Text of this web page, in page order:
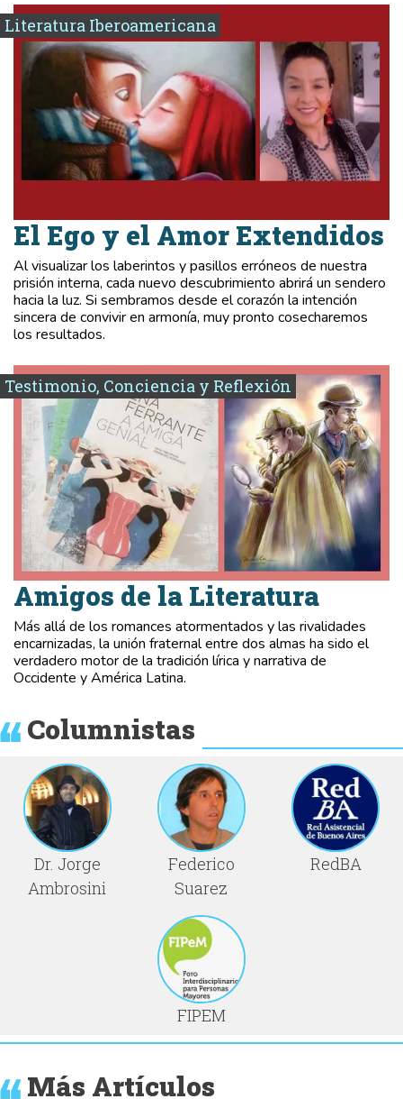
Literatura Iberoamericana
El Ego y el Amor Extendidos
Al visualizar los laberintos y pasillos erróneos de nuestra
prisión interna, cada nuevo descubrimiento abrirá un sendero
hacia la luz. Si sembramos desde el corazón la intención
sincera de convivir en armonía, muy pronto cosecharemos
los resultados.
Testimonio, Conciencia y Reflexión
Amigos de la Literatura
Más allá de los romances atormentados y las rivalidades
encarnizadas, la unión fraternal entre dos almas ha sido el
verdadero motor de la tradición lírica y narrativa de
Occidente y América Latina.
Columnistas
Dr. Jorge
Ambrosini
Federico
Suarez
RedBA
FIPEM
Más Artículos